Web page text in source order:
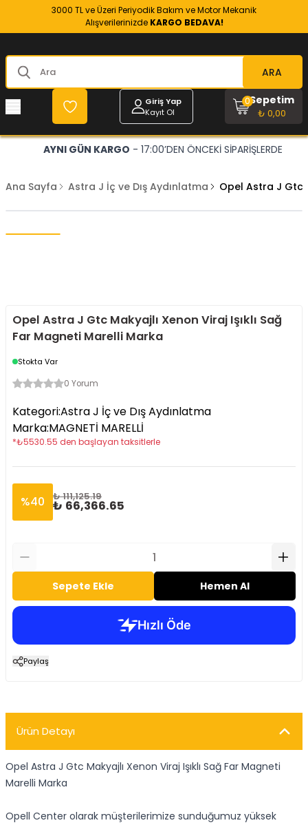
3000 TL ve Üzeri Periyodik Bakım ve Motor Mekanik
Alışverilerinizde KARGO BEDAVA!
ARA
Giriş Yap
Kayıt Ol
Sepetim
₺ 0,00
0
AYNI GÜN KARGO - 17:00’DEN ÖNCEKİ SİPARİŞLERDE
Ana Sayfa Astra J İç ve Dış Aydınlatma Opel Astra J Gtc
Opel Astra J Gtc Makyajlı Xenon Viraj Işıklı Sağ
Far Magneti Marelli Marka
Stokta Var
0 Yorum
Kategori:Astra J İç ve Dış Aydınlatma
Marka:MAGNETİ MARELLİ
*₺5530.55 den başlayan taksitlerle
%40 ₺ 111,125.19
₺ 66,366.65
Sepete Ekle Hemen Al
Paylaş
Ürün Detayı
Opel Astra J Gtc Makyajlı Xenon Viraj Işıklı Sağ Far Magneti
Marelli Marka
Opell Center olarak müşterilerimize sunduğumuz yüksek